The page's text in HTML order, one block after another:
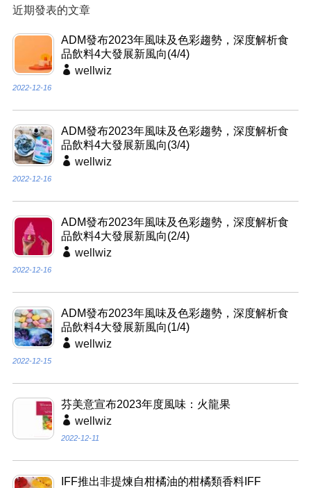
近期發表的文章
ADM發布2023年風味及色彩趨勢，深度解析食
品飲料4大發展新風向(4/4)
wellwiz
2022-12-16
ADM發布2023年風味及色彩趨勢，深度解析食
品飲料4大發展新風向(3/4)
wellwiz
2022-12-16
ADM發布2023年風味及色彩趨勢，深度解析食
品飲料4大發展新風向(2/4)
wellwiz
2022-12-16
ADM發布2023年風味及色彩趨勢，深度解析食
品飲料4大發展新風向(1/4)
wellwiz
2022-12-15
芬美意宣布2023年度風味：火龍果
wellwiz
2022-12-11
IFF推出非提煉自柑橘油的柑橘類香料IFF